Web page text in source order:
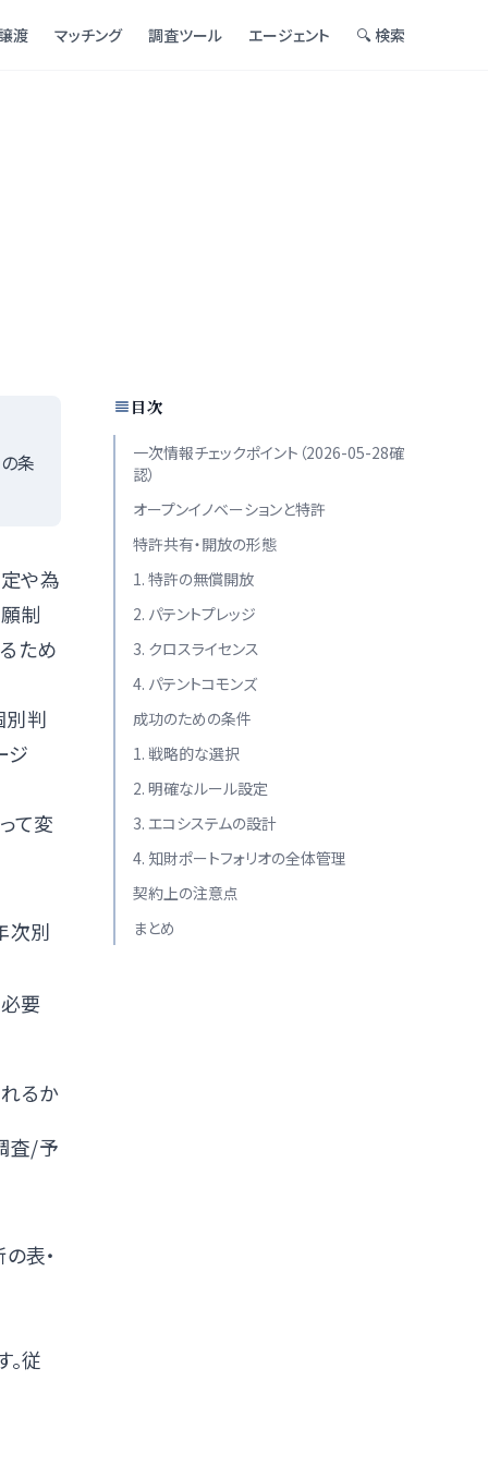
渡 マッチング 調査ツール エージェント 🔍 検索
条
や為
制
ため
別判
ジ
て変
次別
要
るか
査/予
表・
従
目次
一次情報チェックポイント（2026-05-28確
認）
オープンイノベーションと特許
特許共有・開放の形態
1. 特許の無償開放
2. パテントプレッジ
3. クロスライセンス
4. パテントコモンズ
成功のための条件
1. 戦略的な選択
2. 明確なルール設定
3. エコシステムの設計
4. 知財ポートフォリオの全体管理
契約上の注意点
まとめ